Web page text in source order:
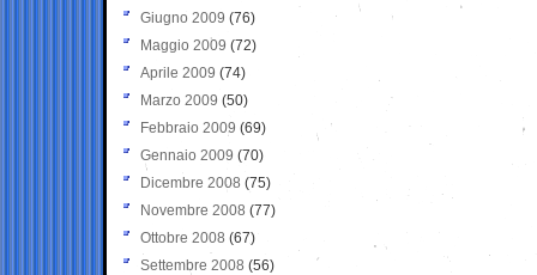
Giugno 2009 (76)
Maggio 2009 (72)
Aprile 2009 (74)
Marzo 2009 (50)
Febbraio 2009 (69)
Gennaio 2009 (70)
Dicembre 2008 (75)
Novembre 2008 (77)
Ottobre 2008 (67)
Settembre 2008 (56)